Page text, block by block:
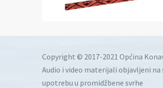
Copyright © 2017-2021 Općina
Audio i video materijali objavljeni
upotrebu u promidžbene svrhe